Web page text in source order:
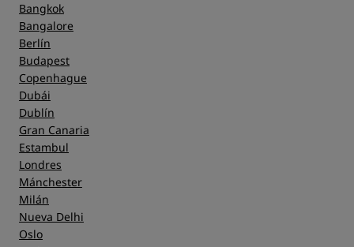
Bangkok
Bangalore
Berlín
Budapest
Copenhague
Dubái
Dublín
Gran Canaria
Estambul
Londres
Mánchester
Milán
Nueva Delhi
Oslo